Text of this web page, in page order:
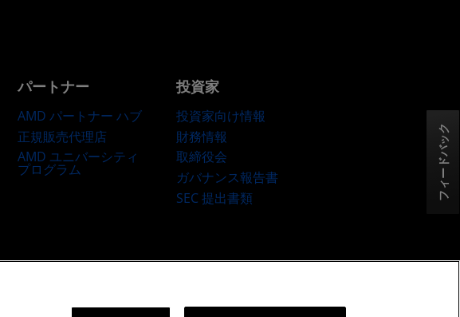
パートナー
AMD パートナー ハブ
正規販売代理店
AMD ユニバーシティ
プログラム
投資家
投資家向け情報
財務情報
取締役会
ガバナンス報告書
SEC 提出書類
フィードバック